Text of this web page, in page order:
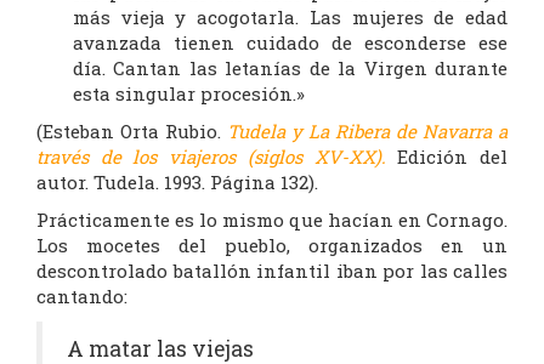
más vieja y acogotarla. Las mujeres de edad
avanzada tienen cuidado de esconderse ese
día. Cantan las letanías de la Virgen durante
esta singular procesión.»
(Esteban Orta Rubio. Tudela y La Ribera de Navarra a
través de los viajeros (siglos XV-XX).Edición del
autor. Tudela. 1993. Página 132).
Prácticamente es lo mismo que hacían en Cornago.
Los mocetes del pueblo, organizados en un
descontrolado batallón infantil iban por las calles
cantando:
A matar las viejas